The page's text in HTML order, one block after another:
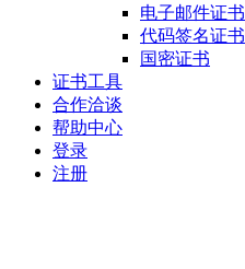
电子邮件证书
代码签名证书
国密证书
证书工具
合作洽谈
帮助中心
登录
注册